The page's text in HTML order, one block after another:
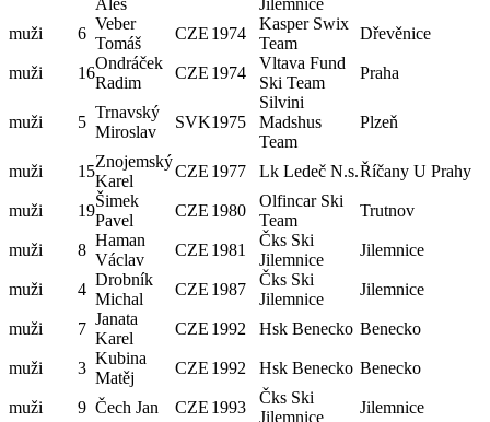
Aleš
Jilemnice
muži 6
Veber
Tomáš
CZE 1974
Kasper Swix
Team
Dřevěnice
muži 16
Ondráček
Radim
CZE 1974
Vltava Fund
Ski Team
Praha
muži 5
Trnavský
Miroslav
SVK1975
Silvini
Madshus
Team
Plzeň
muži 15
Znojemský
Karel
CZE 1977 Lk Ledeč N.s.Říčany U Prahy
muži 19
Šimek
Pavel
CZE 1980
Olfincar Ski
Team
Trutnov
muži 8
Haman
Václav
CZE 1981
Čks Ski
Jilemnice
Jilemnice
muži 4
Drobník
Michal
CZE 1987
Čks Ski
Jilemnice
Jilemnice
muži 7
Janata
Karel
CZE 1992 Hsk Benecko Benecko
muži 3
Kubina
Matěj
CZE 1992 Hsk Benecko Benecko
muži 9 Čech Jan CZE 1993
Čks Ski
Jilemnice
Jilemnice